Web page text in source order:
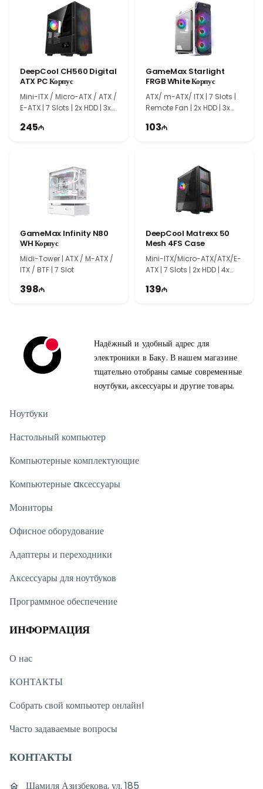
видеокарт, систем охлаждения и других комплектующих.
Оптимизированная внутренняя конструкция способствует
аккуратной укладке кабелей и эффективной циркуляции
воздуха.
высокопроизводительных ПК
Thermaltake J24 TG Mid Tower Caseстанет
надежным решением для игровых компьютеров, рабочих
функциональный дизайн и широкая совместимость делают его
DeepCool CH560 Digital
ATX PC Корпус
Mini-ITX / Micro-ATX / ATX /
E-ATX | 7 Slots | 2x HDD | 3x
245
GameMax Starlight
FRGB White Корпус
ATX/ m-ATX/ ITX | 7 Slots |
Remote Fan | 2x HDD | 3x
103
GameMax Infinity N80
WH Корпус
Midi-Tower | ATX / M-ATX /
ITX / BTF | 7 Slot
398
DeepCool Matrexx 50
Mesh 4FS Case
Mini-ITX/Micro-ATX/ATX/E-
ATX | 7 Slots | 2x HDD | 4x
139
Надёжный и удобный адрес для
электроники в Баку. В нашем магазине
тщательно отобраны самые современные
ноутбуки, аксессуары и другие товары.
Ноутбуки
Настольный компьютер
Компьютерные комплектующие
Компьютерные aксессуары
Мониторы
Офисное оборудование
Адаптеры и переходники
Аксессуары для ноутбуков
Программное обеспечение
ИНФОРМАЦИЯ
О нас
КОНТАКТЫ
Собрать свой компьютер онлайн!
Часто задаваемые вопросы
КОНТАКТЫ
Шамиля Азизбекова, ул. 185